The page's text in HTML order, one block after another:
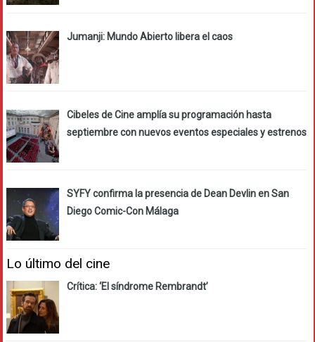
Jumanji: Mundo Abierto libera el caos
Cibeles de Cine amplía su programación hasta
septiembre con nuevos eventos especiales y estrenos
SYFY confirma la presencia de Dean Devlin en San
Diego Comic-Con Málaga
Lo último del cine
Crítica: ‘El síndrome Rembrandt’